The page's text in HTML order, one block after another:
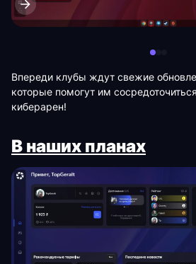
Впереди клубы ждут свежие
которые помогут им
киберарен!
В наших планах